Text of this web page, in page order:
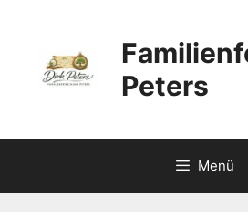
springen
Peters
Menü